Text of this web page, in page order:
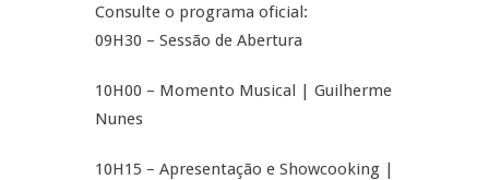
Consulte o programa oficial:
09H30 – Sessão de Abertura
10H00 – Momento Musical | Guilherme
Nunes
10H15 – Apresentação e Showcooking |